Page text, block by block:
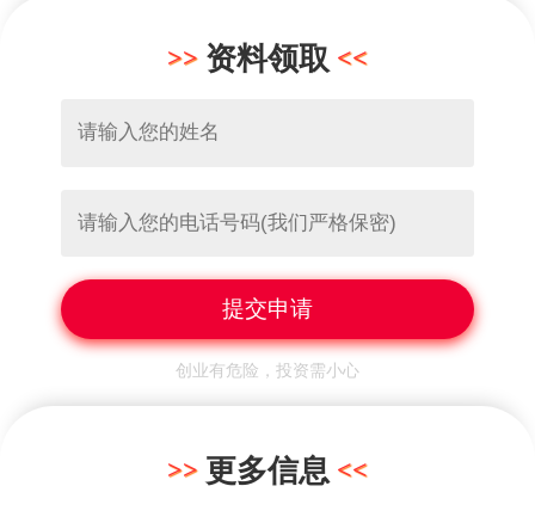
资料领取
创业有危险，投资需小心
更多信息